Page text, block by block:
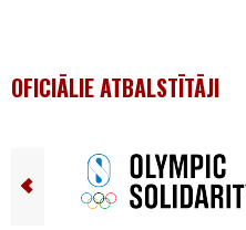
OFICIĀLIE ATBALSTĪTĀJI